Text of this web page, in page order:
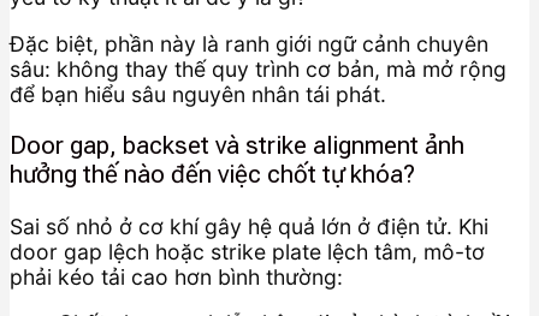
Đặc biệt, phần này là ranh giới ngữ cảnh chuyên
sâu: không thay thế quy trình cơ bản, mà mở rộng
để bạn hiểu sâu nguyên nhân tái phát.
Door gap, backset và strike alignment ảnh
hưởng thế nào đến việc chốt tự khóa?
Sai số nhỏ ở cơ khí gây hệ quả lớn ở điện tử. Khi
door gap lệch hoặc strike plate lệch tâm, mô-tơ
phải kéo tải cao hơn bình thường: